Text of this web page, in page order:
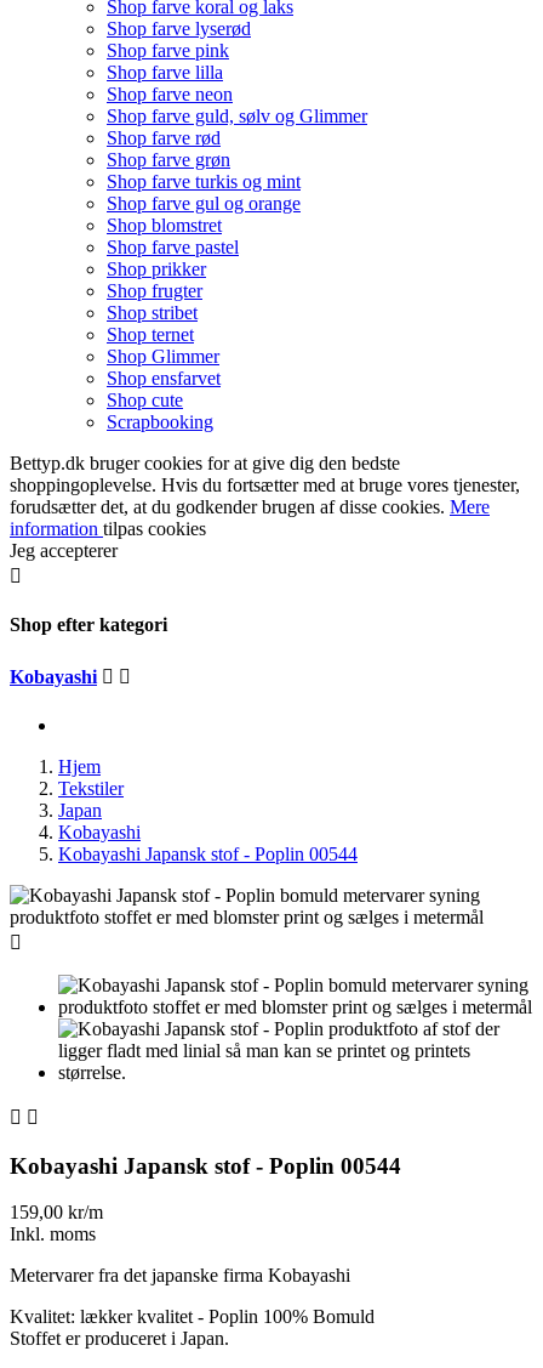
Shop farve koral og laks
Shop farve lyserød
Shop farve pink
Shop farve lilla
Shop farve neon
Shop farve guld, sølv og Glimmer
Shop farve rød
Shop farve grøn
Shop farve turkis og mint
Shop farve gul og orange
Shop blomstret
Shop farve pastel
Shop prikker
Shop frugter
Shop stribet
Shop ternet
Shop Glimmer
Shop ensfarvet
Shop cute
Scrapbooking
Bettyp.dk bruger cookies for at give dig den bedste
shoppingoplevelse. Hvis du fortsætter med at bruge vores tjenester,
forudsætter det, at du godkender brugen af disse cookies. Mere
information tilpas cookies
Jeg accepterer

Shop efter kategori
Kobayashi  
Hjem
Tekstiler
Japan
Kobayashi
Kobayashi Japansk stof - Poplin 00544

 
Kobayashi Japansk stof - Poplin 00544
159,00 kr/m
Inkl. moms
Metervarer fra det japanske firma Kobayashi
Kvalitet: lækker kvalitet - Poplin 100% Bomuld
Stoffet er produceret i Japan.